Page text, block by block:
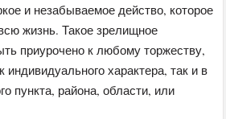
и незабываемое действо, которое
жизнь. Такое зрелищное
приурочено к любому торжеству,
характера, так и в
пункта, района, области, или